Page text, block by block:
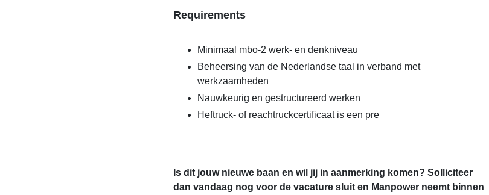
Requirements
Minimaal mbo-2 werk- en denkniveau
Beheersing van de Nederlandse taal in verband met
werkzaamheden
Nauwkeurig en gestructureerd werken
Heftruck- of reachtruckcertificaat is een pre
Is dit jouw nieuwe baan en wil jij in aanmerking komen? Solliciteer
dan vandaag nog voor de vacature sluit en Manpower neemt binnen